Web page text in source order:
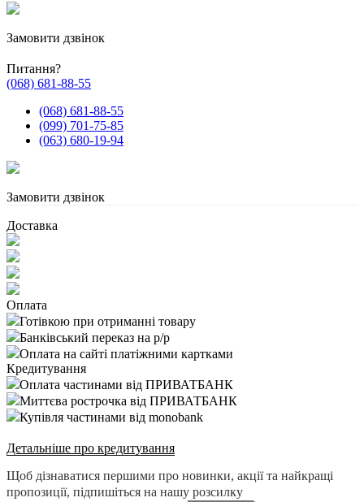
Замовити дзвінок
Питання?
(068) 681-88-55
(068) 681-88-55
(099) 701-75-85
(063) 680-19-94
Замовити дзвінок
Доставка
Оплата
Готівкою при отриманні товару
Банківський переказ на р/р
Оплата на сайті платіжними картками
Кредитування
Оплата частинами від ПРИВАТБАНК
Миттєва рострочка від ПРИВАТБАНК
Купівля частинами від monobank
Детальніше про кредитування
Щоб дізнаватися першими про новинки, акції та найкращі
пропозиції, підпишіться на нашу розсилку